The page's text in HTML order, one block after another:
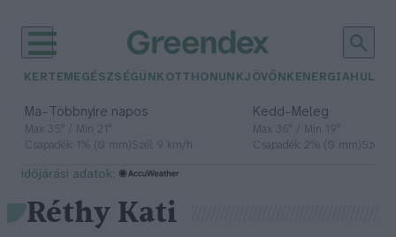
KERTEM EGÉSZSÉGÜNK OTTHONUNKJÖVŐNK ENERGIA
Ma– Többnyire napos
Max 35° / Min 21°
Csapadék: 1% (0 mm)Szél: 9 km/h
Kedd– Meleg
Max 36° / Min 19°
Csapadék: 2% (0 mm)Szél:
időjárási adatok:
Réthy Kati